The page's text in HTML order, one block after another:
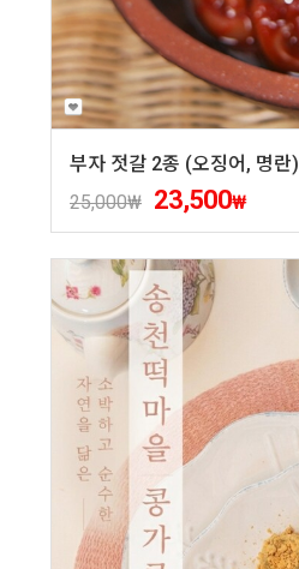
부자 젓갈 2종 (오징어, 명란)
25,000₩ 23,500₩